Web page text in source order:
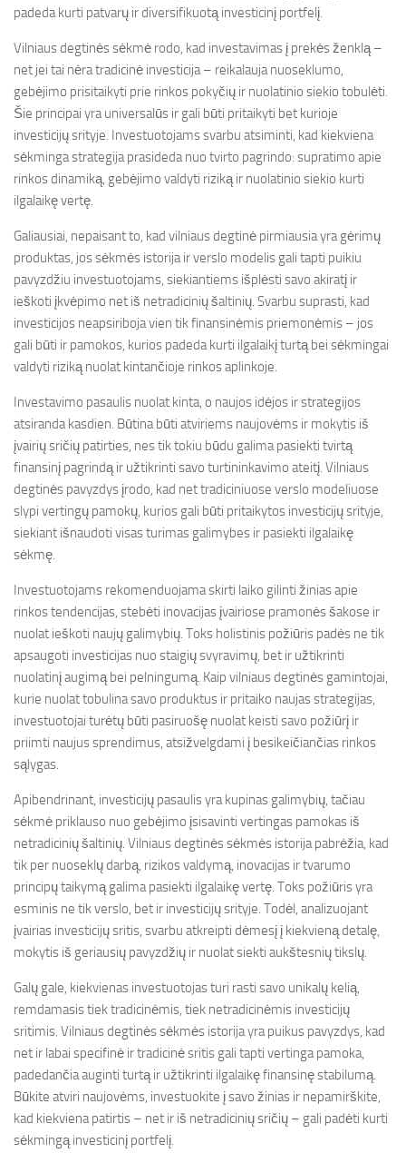
padeda kurti patvarų ir diversifikuotą investicinį portfelį.
Vilniaus degtinės sėkmė rodo, kad investavimas į prekės ženklą –
net jei tai nėra tradicinė investicija – reikalauja nuoseklumo,
gebėjimo prisitaikyti prie rinkos pokyčių ir nuolatinio siekio tobulėti.
Šie principai yra universalūs ir gali būti pritaikyti bet kurioje
investicijų srityje. Investuotojams svarbu atsiminti, kad kiekviena
sėkminga strategija prasideda nuo tvirto pagrindo: supratimo apie
rinkos dinamiką, gebėjimo valdyti riziką ir nuolatinio siekio kurti
ilgalaikę vertę.
Galiausiai, nepaisant to, kad vilniaus degtinė pirmiausia yra gėrimų
produktas, jos sėkmės istorija ir verslo modelis gali tapti puikiu
pavyzdžiu investuotojams, siekiantiems išplėsti savo akiratį ir
ieškoti įkvėpimo net iš netradicinių šaltinių. Svarbu suprasti, kad
investicijos neapsiriboja vien tik finansinėmis priemonėmis – jos
gali būti ir pamokos, kurios padeda kurti ilgalaikį turtą bei sėkmingai
valdyti riziką nuolat kintančioje rinkos aplinkoje.
Investavimo pasaulis nuolat kinta, o naujos idėjos ir strategijos
atsiranda kasdien. Būtina būti atviriems naujovėms ir mokytis iš
įvairių sričių patirties, nes tik tokiu būdu galima pasiekti tvirtą
finansinį pagrindą ir užtikrinti savo turtininkavimo ateitį. Vilniaus
degtinės pavyzdys įrodo, kad net tradiciniuose verslo modeliuose
slypi vertingų pamokų, kurios gali būti pritaikytos investicijų srityje,
siekiant išnaudoti visas turimas galimybes ir pasiekti ilgalaikę
sėkmę.
Investuotojams rekomenduojama skirti laiko gilinti žinias apie
rinkos tendencijas, stebėti inovacijas įvairiose pramonės šakose ir
nuolat ieškoti naujų galimybių. Toks holistinis požiūris padės ne tik
apsaugoti investicijas nuo staigių svyravimų, bet ir užtikrinti
nuolatinį augimą bei pelningumą. Kaip vilniaus degtinės gamintojai,
kurie nuolat tobulina savo produktus ir pritaiko naujas strategijas,
investuotojai turėtų būti pasiruošę nuolat keisti savo požiūrį ir
priimti naujus sprendimus, atsižvelgdami į besikeičiančias rinkos
sąlygas.
Apibendrinant, investicijų pasaulis yra kupinas galimybių, tačiau
sėkmė priklauso nuo gebėjimo įsisavinti vertingas pamokas iš
netradicinių šaltinių. Vilniaus degtinės sėkmės istorija pabrėžia, kad
tik per nuoseklų darbą, rizikos valdymą, inovacijas ir tvarumo
principų taikymą galima pasiekti ilgalaikę vertę. Toks požiūris yra
esminis ne tik verslo, bet ir investicijų srityje. Todėl, analizuojant
įvairias investicijų sritis, svarbu atkreipti dėmesį į kiekvieną detalę,
mokytis iš geriausių pavyzdžių ir nuolat siekti aukštesnių tikslų.
Galų gale, kiekvienas investuotojas turi rasti savo unikalų kelią,
remdamasis tiek tradicinėmis, tiek netradicinėmis investicijų
sritimis. Vilniaus degtinės sėkmės istorija yra puikus pavyzdys, kad
net ir labai specifinė ir tradicinė sritis gali tapti vertinga pamoka,
padedančia auginti turtą ir užtikrinti ilgalaikę finansinę stabilumą.
Būkite atviri naujovėms, investuokite į savo žinias ir nepamirškite,
kad kiekviena patirtis – net ir iš netradicinių sričių – gali padėti kurti
sėkmingą investicinį portfelį.